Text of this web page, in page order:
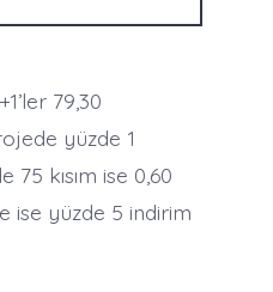
79,30
yüzde 1
kısım ise 0,60
ise yüzde 5 indirim